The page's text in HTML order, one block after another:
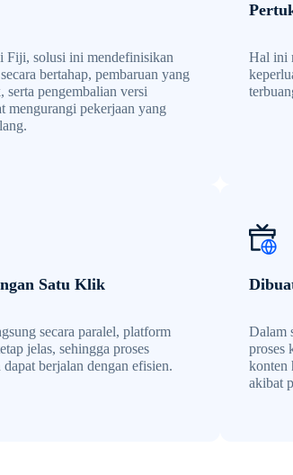
Fiji, solusi ini mendefinisikan
bertahap, pembaruan yang
serta pengembalian versi
mengurangi pekerjaan yang
Hal ini
Satu Klik
secara paralel, platform
jelas, sehingga proses
berjalan dengan efisien.
Dalam
proses
konten
akibat